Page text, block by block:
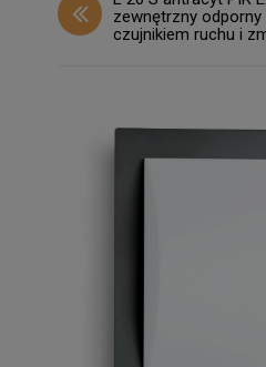
zewnętrzny odporny
czujnikiem ruchu i